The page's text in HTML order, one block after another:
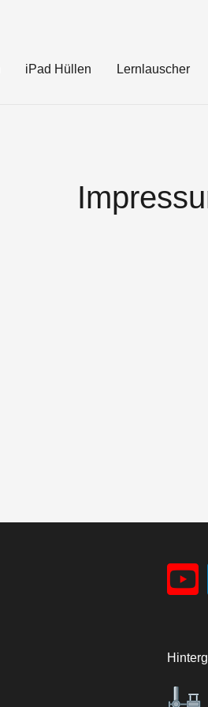
iPad Hüllen Lernlauscher